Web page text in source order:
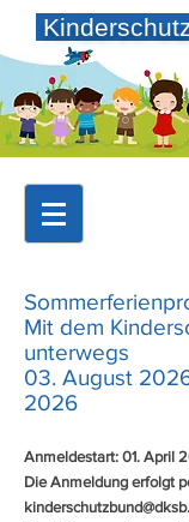
Mit dem
unterwegs
03. August
2026
Anmeldestart: 01. April
Die Anmeldung erfolgt